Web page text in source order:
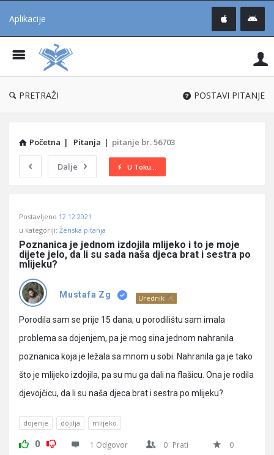
Aplikacije
®
PRETRAŽI POSTAVI PITANJE
Početna | Pitanja | pitanje br. 56703
Dalje U Toku...
Učene
Latest
Pitanja
Postavljeno 12.12.2021
u kategoriji: Ženska pitanja
Poznanica je jednom izdojila mlijeko i to je moje
dijete jelo, da li su sada naša djeca brat i sestra po
mlijeku?
Mustafa Zg Urednik
Porodila sam se prije 15 dana, u porodilištu sam imala
problema sa dojenjem, pa je mog sina jednom nahranila
poznanica koja je ležala sa mnom u sobi. Nahranila ga je tako
što je mlijeko izdojila, pa su mu ga dali na flašicu. Ona je rodila
djevojčicu, da li su naša djeca brat i sestra po mlijeku?
dojenje dojilja mlijeko
0 1 Odgovor 0 Prati
0